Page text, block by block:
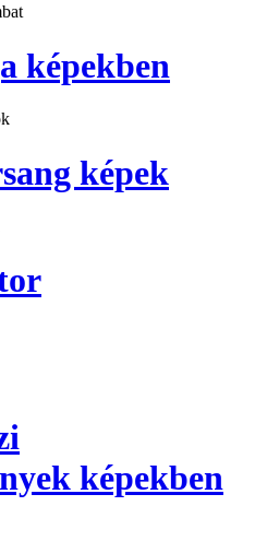
képekben
képek
képekben